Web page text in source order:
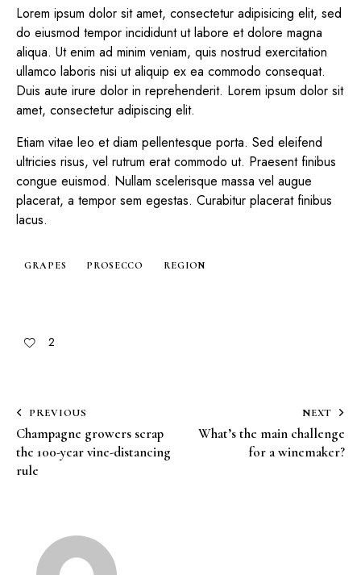
Lorem ipsum dolor sit amet, consectetur adipisicing elit, sed
do eiusmod tempor incididunt ut labore et dolore magna
aliqua. Ut enim ad minim veniam, quis nostrud exercitation
ullamco laboris nisi ut aliquip ex ea commodo consequat.
Duis aute irure dolor in reprehenderit. Lorem ipsum dolor sit
amet, consectetur adipiscing elit.
Etiam vitae leo et diam pellentesque porta. Sed eleifend
ultricies risus, vel rutrum erat commodo ut. Praesent finibus
congue euismod. Nullam scelerisque massa vel augue
placerat, a tempor sem egestas. Curabitur placerat finibus
lacus.
GRAPES PROSECCO REGION
2
PREVIOUS
Champagne growers scrap
the 100-year vine-distancing
rule
NEXT
What’s the main challenge
for a winemaker?